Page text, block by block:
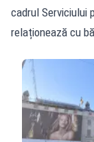
cadrul Serviciului
relaționează cu